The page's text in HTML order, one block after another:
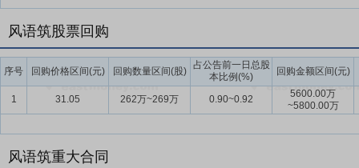
字化展示,其旗下的Wonderlabs工作室在高端商业展示领域拥有良好
服务。据业绩承诺,良晓科技2018年度净利润不低于850万元,2019年
要点13：自愿锁定股份
自公司股票上市之日起三十六个月内,不转让
间接持有的该部分股份。
要点14：数字文化技术开发与应用研究中心建设项目
本项目投资总
万元,硬件设备投入为14,281.78万元,软件设备投入为4,544.44万元,
要点15：展示体验营销中心建设项目
风语筑股票回购
序号 回购价格区间(元) 回购数量区间(股)
占公告前一日总股
本比例(%)
回购金额区间(元)
1 31.05 262万~269万 0.90~0.92
5600.00万
~5800.00万
风语筑重大合同